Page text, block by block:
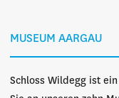
MUSEUM AARGAU
Schloss Wildegg ist